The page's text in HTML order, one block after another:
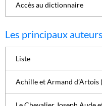
Accès au dictionnaire
Les principaux
Liste
Achille et Armand d’Artois